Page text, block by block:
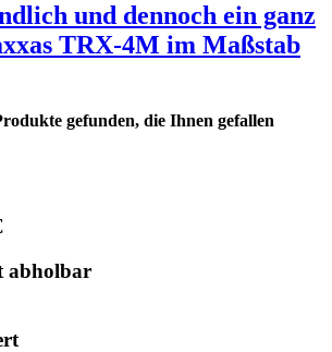
und dennoch ein ganz
TRX-4M im Maßstab
gefunden, die Ihnen gefallen
abholbar